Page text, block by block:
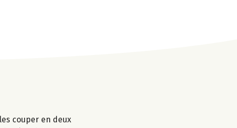
couper en deux